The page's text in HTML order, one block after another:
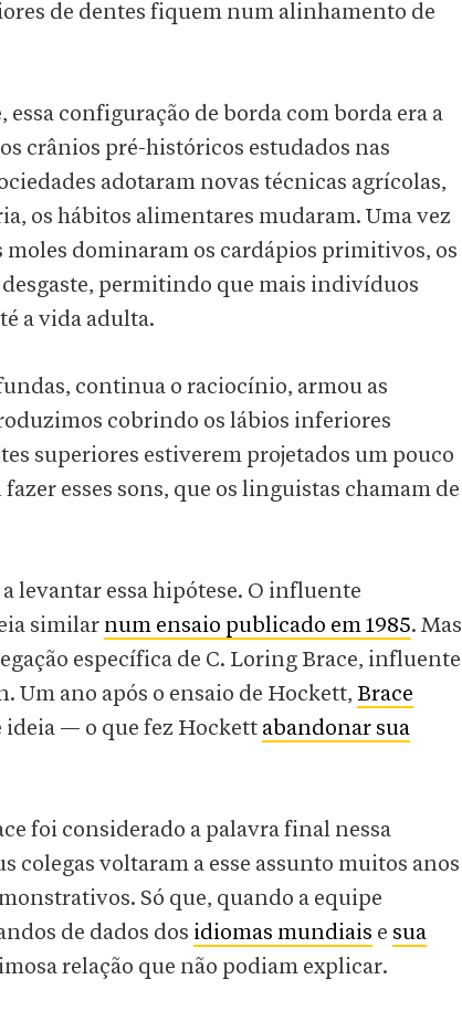
de dentes fiquem num alinhamento de
configuração de borda com borda era a
crânios pré-históricos estudados nas
adotaram novas técnicas agrícolas,
os hábitos alimentares mudaram. Uma vez
dominaram os cardápios primitivos, os
desgaste, permitindo que mais indivíduos
a vida adulta.
continua o raciocínio, armou as
cobrindo os lábios inferiores
superiores estiverem projetados um pouco
esses sons, que os linguistas chamam de
levantar essa hipótese. O influente
similar num ensaio publicado em 1985. Mas
específica de C. Loring Brace, influente
Um ano após o ensaio de Hockett, Brace
ideia — o que fez Hockett abandonar sua
foi considerado a palavra final nessa
colegas voltaram a esse assunto muitos anos
Só que, quando a equipe
de dados dos idiomas mundiais e sua
relação que não podiam explicar.